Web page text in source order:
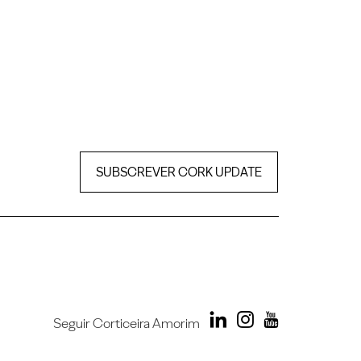
SUBSCREVER CORK UPDATE
Seguir Corticeira Amorim